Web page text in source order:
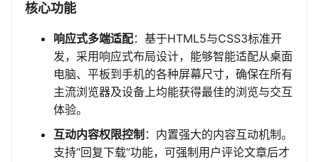
核心功能
响应式多端适配：基于HTML5与CSS3标准开
发，采用响应式布局设计，能够智能适配从桌面
电脑、平板到手机的各种屏幕尺寸，确保在所有
主流浏览器及设备上均能获得最佳的浏览与交互
体验。
互动内容权限控制 ：内置强大的内容互动机制。
支持“回复下载”功能，可强制用户评论文章后才